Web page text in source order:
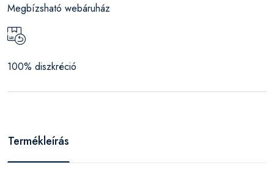
Megbízsható webáruház
100% diszkréció
Termékleírás